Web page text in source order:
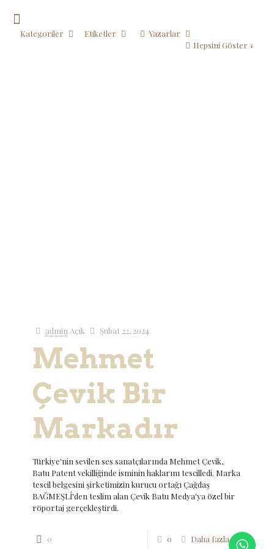
Kategoriler Etiketler
Yazarlar
Hepsini Göster ↓
admin Açık Şubat 22, 2024
Mehmet
Çevik Bir
Markadır
Türkiye'nin sevilen ses sanatçılarında Mehmet Çevik,
Batu Patent vekilliğinde isminin haklarını tescilledi. Marka
tescil belgesini şirketimizin kurucu ortağı Çağdaş
BAĞMEŞLİ'den teslim alan Çevik Batu Medya'ya özel bir
röportaj gerçekleştirdi.
0 0 Daha fazla oku